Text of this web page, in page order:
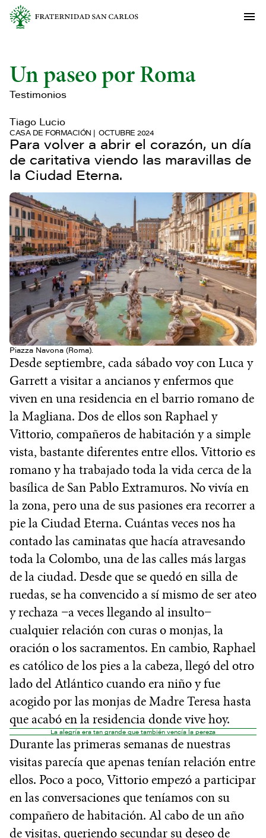
Un paseo por Roma
Testimonios
Tiago Lucio
CASA DE FORMACIÓN OCTUBRE 2024
Para volver a abrir el corazón, un día
de caritativa viendo las maravillas de
la Ciudad Eterna.
Piazza Navona (Roma).
Desde septiembre, cada sábado voy con Luca y
Garrett a visitar a ancianos y enfermos que
viven en una residencia en el barrio romano de
la Magliana. Dos de ellos son Raphael y
Vittorio, compañeros de habitación y a simple
vista, bastante diferentes entre ellos. Vittorio es
romano y ha trabajado toda la vida cerca de la
basílica de San Pablo Extramuros. No vivía en
la zona, pero una de sus pasiones era recorrer a
pie la Ciudad Eterna. Cuántas veces nos ha
contado las caminatas que hacía atravesando
toda la Colombo, una de las calles más largas
de la ciudad. Desde que se quedó en silla de
ruedas, se ha convencido a sí mismo de ser ateo
y rechaza −a veces llegando al insulto−
cualquier relación con curas o monjas, la
oración o los sacramentos. En cambio, Raphael
es católico de los pies a la cabeza, llegó del otro
lado del Atlántico cuando era niño y fue
acogido por las monjas de Madre Teresa hasta
que acabó en la residencia donde vive hoy.
La alegría era tan grande que también vencía la pereza
Durante las primeras semanas de nuestras
visitas parecía que apenas tenían relación entre
ellos. Poco a poco, Vittorio empezó a participar
en las conversaciones que teníamos con su
compañero de habitación. Al cabo de un año
de visitas, queriendo secundar su deseo de